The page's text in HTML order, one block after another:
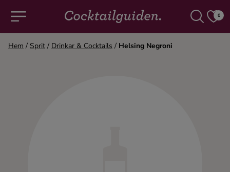
0
Hem / Sprit / Drinkar & Cocktails / Helsing Negroni